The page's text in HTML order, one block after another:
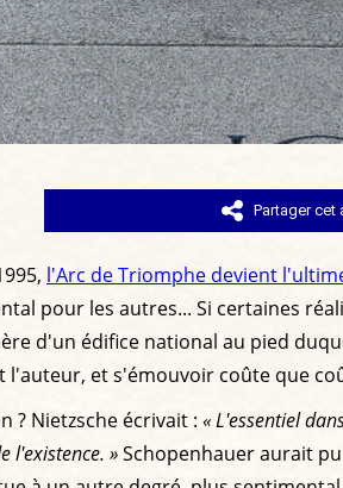
Partager cet
l'Arc de Triomphe devient
pour les autres... Si certaines
d'un édifice national au pied
et s'émouvoir coûte que
? Nietzsche écrivait : « L'essentiel
l'existence. »Schopenhauer aurait